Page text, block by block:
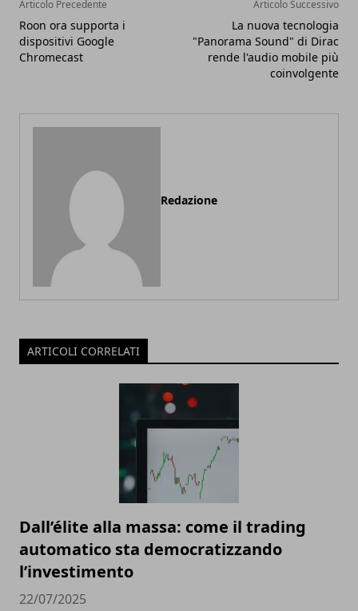
Articolo Precedente
Roon ora supporta i
dispositivi Google
Chromecast
Articolo Successivo
La nuova tecnologia
"Panorama Sound" di Dirac
rende l'audio mobile più
coinvolgente
Redazione
ARTICOLI CORRELATI
Dall’élite alla massa: come il trading
automatico sta democratizzando
l’investimento
22/07/2025